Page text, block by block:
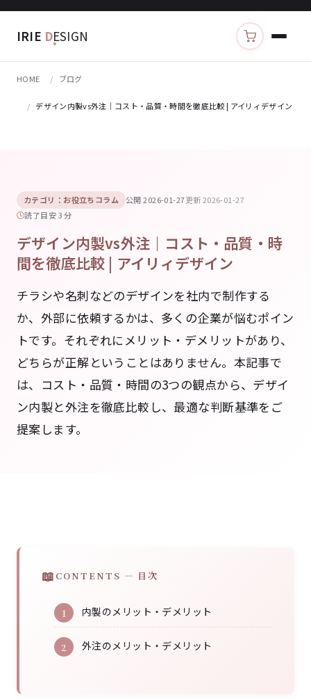
IRIE DESIGN カートを見る
HOME ブログ
デザイン内製vs外注｜コスト・品質・時間を徹底比較 | アイリィデザイン
カテゴリ：お役立ちコラム 公開 2026-01-27更新 2026-01-27
読了目安 3 分
デザイン内製vs外注｜コスト・品質・時
間を徹底比較 | アイリィデザイン
チラシや名刺などのデザインを社内で制作する
か、外部に依頼するかは、多くの企業が悩むポイン
トです。それぞれにメリット・デメリットがあり、
どちらが正解ということはありません。本記事で
は、コスト・品質・時間の3つの観点から、デザイ
ン内製と外注を徹底比較し、最適な判断基準をご
提案します。
CONTENTS — 目次
内製のメリット・デメリット
外注のメリット・デメリット